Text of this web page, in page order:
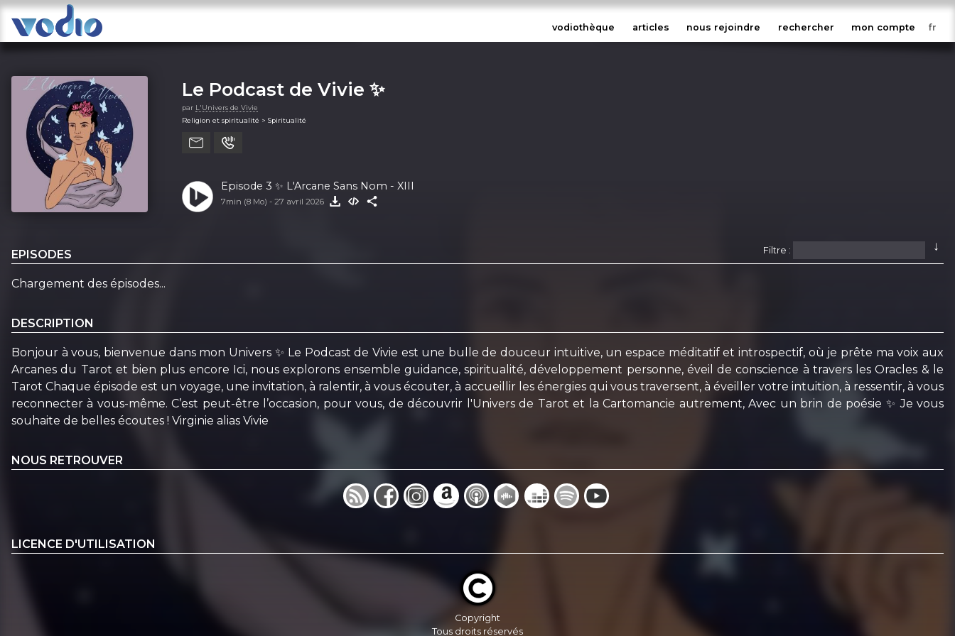
vodiothèque articles nous rejoindre rechercher mon compte
Le Podcast de Vivie ✨
par L'Univers de Vivie
Religion et spiritualité > Spiritualité
Episode 3 ✨ L'Arcane Sans Nom - XIII
7min (8 Mo) - 27 avril 2026
EPISODES
↓
Filtre :
Chargement des épisodes...
DESCRIPTION
Bonjour à vous, bienvenue dans mon Univers ✨ Le Podcast de Vivie est une bulle de douceur intuitive, un espace méditatif et introspectif, où je prête ma voix aux
Arcanes du Tarot et bien plus encore Ici, nous explorons ensemble guidance, spiritualité, développement personne, éveil de conscience à travers les Oracles & le
Tarot Chaque épisode est un voyage, une invitation, à ralentir, à vous écouter, à accueillir les énergies qui vous traversent, à éveiller votre intuition, à ressentir, à vous
reconnecter à vous-même. C’est peut-être l’occasion, pour vous, de découvrir l'Univers de Tarot et la Cartomancie autrement, Avec un brin de poésie ✨ Je vous
souhaite de belles écoutes ! Virginie alias Vivie
NOUS RETROUVER
LICENCE D'UTILISATION
Copyright
Tous droits réservés